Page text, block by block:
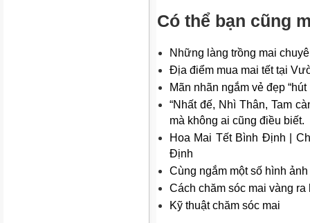
Có thể bạn cũng
Những làng trồng mai
Địa điểm mua mai tết tại
Mãn nhãn ngắm vẻ đẹp
“Nhất đế, Nhì Thân, Tam
mà không ai cũng điều biết.
Hoa Mai Tết Bình Định |
Định
Cùng ngắm một số hình
Cách chăm sóc mai vàng ra
Kỹ thuật chăm sóc mai